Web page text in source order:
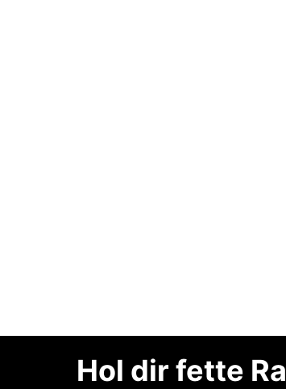
Hol dir fette